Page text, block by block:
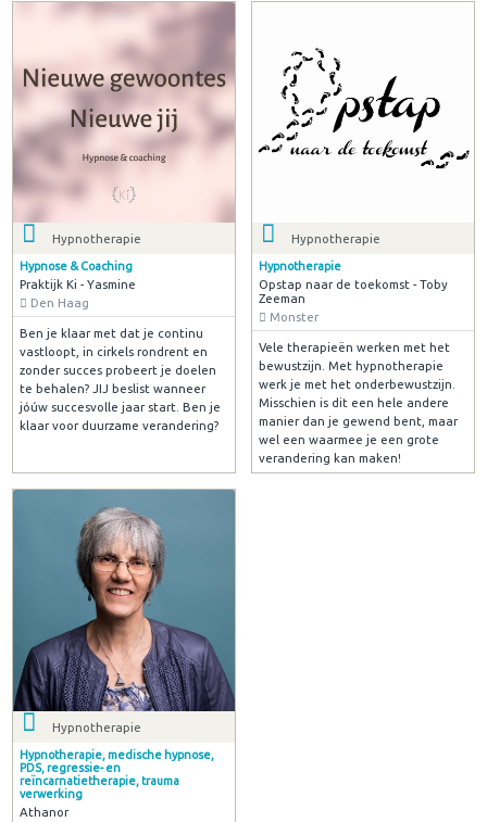
Hypnotherapie
Hypnose & Coaching
Praktijk Ki - Yasmine
Den Haag
Ben je klaar met dat je continu
vastloopt, in cirkels rondrent en
zonder succes probeert je doelen
te behalen? JIJ beslist wanneer
jóúw succesvolle jaar start. Ben je
klaar voor duurzame verandering?
Hypnotherapie
Hypnotherapie
Opstap naar de toekomst - Toby
Zeeman
Monster
Vele therapieën werken met het
bewustzijn. Met hypnotherapie
werk je met het onderbewustzijn.
Misschien is dit een hele andere
manier dan je gewend bent, maar
wel een waarmee je een grote
verandering kan maken!
Hypnotherapie
Hypnotherapie, medische hypnose,
PDS, regressie- en
reïncarnatietherapie, trauma
verwerking
Athanor